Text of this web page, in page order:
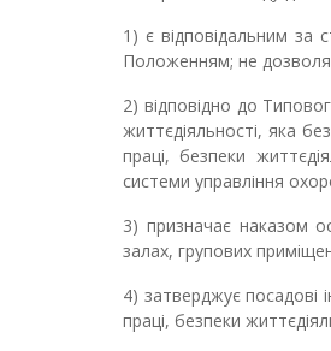
1) є відповідальним за
Положенням; не
2) відповідно до
життєдіяльності, яка
праці, безпеки
системи управління
3) призначає наказом
залах, групових
4) затверджує посадові
праці, безпеки